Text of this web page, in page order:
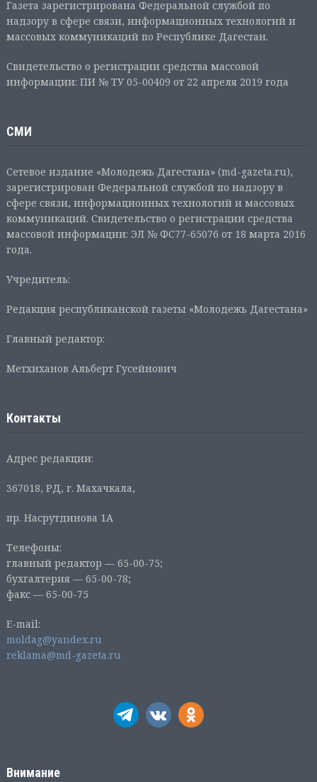
Газета зарегистрирована Федеральной службой по
надзору в сфере связи, информационных технологий и
массовых коммуникаций по Республике Дагестан.
Свидетельство о регистрации средства массовой
информации: ПИ № ТУ 05-00409 от 22 апреля 2019 года
СМИ
Сетевое издание «Молодежь Дагестана» (md-gazeta.ru),
зарегистрирован Федеральной службой по надзору в
сфере связи, информационных технологий и массовых
коммуникаций. Свидетельство о регистрации средства
массовой информации: ЭЛ № ФС77-65076 от 18 марта 2016
года.
Учредитель:
Редакция республиканской газеты «Молодежь Дагестана»
Главный редактор:
Метхиханов Альберт Гусейнович
Контакты
Адрес редакции:
367018, РД, г. Махачкала,
пр. Насрутдинова 1А
Телефоны:
главный редактор — 65-00-75;
бухгалтерия — 65-00-78;
факс — 65-00-75
E-mail:
moldag@yandex.ru
reklama@md-gazeta.ru
Внимание